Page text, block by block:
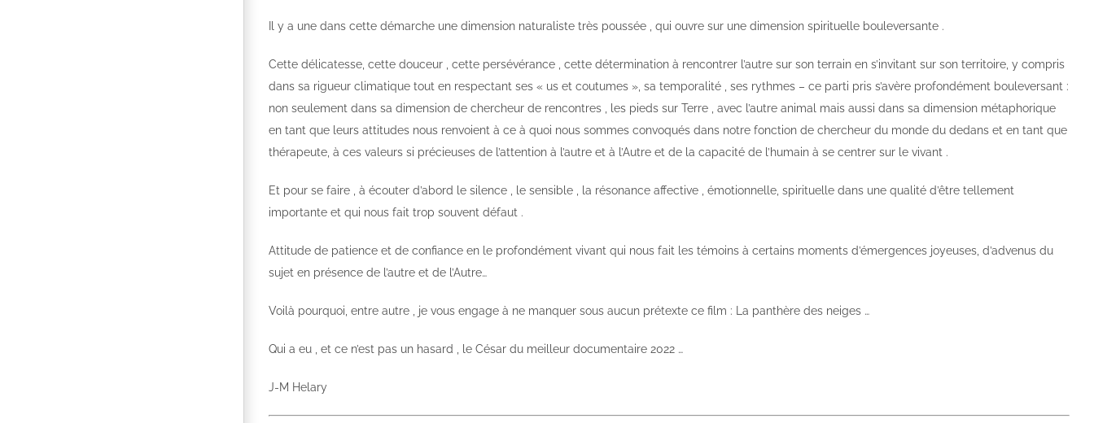
Il y a une dans cette démarche une dimension naturaliste très poussée , qui ouvre sur une dimension spirituelle bouleversante .
Cette délicatesse, cette douceur , cette persévérance , cette détermination à rencontrer l’autre sur son terrain en s’invitant sur son territoire, y compris
dans sa rigueur climatique tout en respectant ses « us et coutumes », sa temporalité , ses rythmes – ce parti pris s’avère profondément bouleversant :
non seulement dans sa dimension de chercheur de rencontres , les pieds sur Terre , avec l’autre animal mais aussi dans sa dimension métaphorique
en tant que leurs attitudes nous renvoient à ce à quoi nous sommes convoqués dans notre fonction de chercheur du monde du dedans et en tant que
thérapeute, à ces valeurs si précieuses de l’attention à l’autre et à l’Autre et de la capacité de l’humain à se centrer sur le vivant .
Et pour se faire , à écouter d’abord le silence , le sensible , la résonance affective , émotionnelle, spirituelle dans une qualité d’être tellement
importante et qui nous fait trop souvent défaut .
Attitude de patience et de confiance en le profondément vivant qui nous fait les témoins à certains moments d’émergences joyeuses, d’advenus du
sujet en présence de l’autre et de l’Autre…
Voilà pourquoi, entre autre , je vous engage à ne manquer sous aucun prétexte ce film : La panthère des neiges …
Qui a eu , et ce n’est pas un hasard , le César du meilleur documentaire 2022 …
J-M Helary